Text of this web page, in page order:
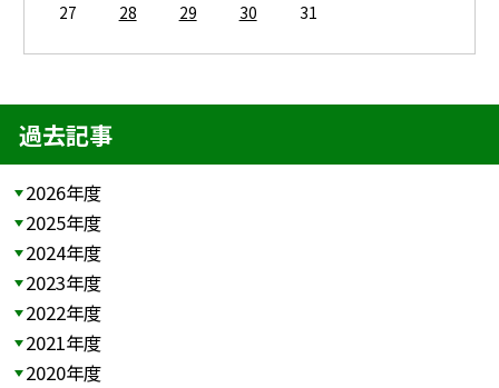
27
28 29 30 31
過去記事
2026年度
2025年度
2024年度
2023年度
2022年度
2021年度
2020年度